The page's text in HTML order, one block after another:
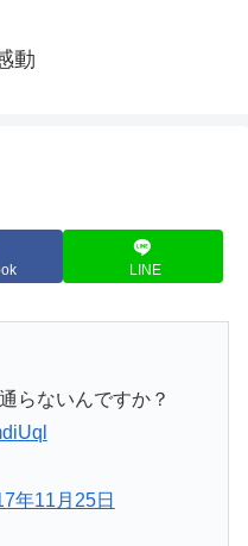
動
LINE
らないんですか？
年11月25日